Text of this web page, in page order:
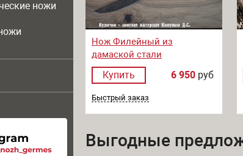
ножи
Нож Филейный из
дамаской стали
Купить 6 950 руб
Быстрый заказ
Выгодные